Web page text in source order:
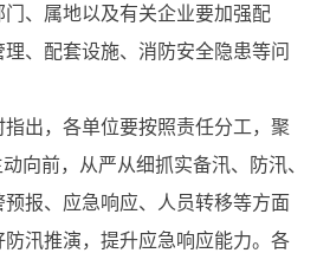
、属地以及有关企业要加强配
、配套设施、消防安全隐患等问
出，各单位要按照责任分工，聚
向前，从严从细抓实备汛、防汛、
报、应急响应、人员转移等方面
汛推演，提升应急响应能力。各